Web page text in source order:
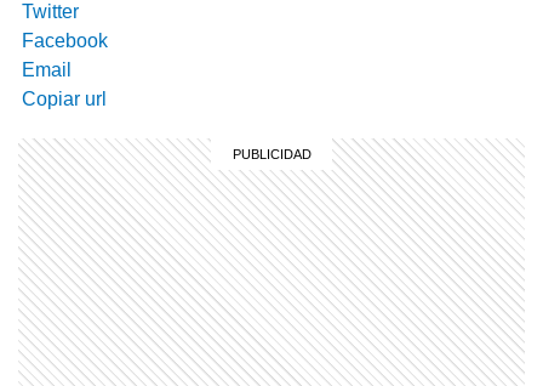
Twitter
Facebook
Email
Copiar url